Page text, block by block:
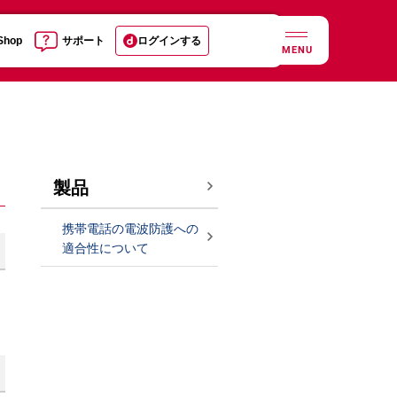
サポート ログインする
MENU
製品
携帯電話の電波防護への
適合性について